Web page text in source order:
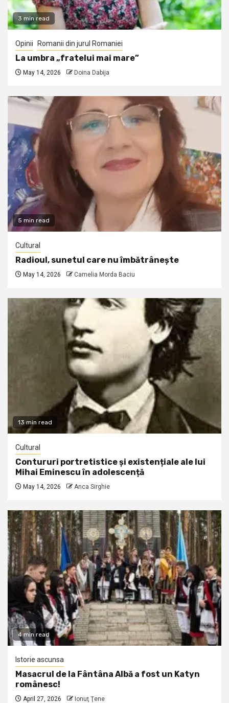
3 min read
Opinii Romanii din jurul Romaniei
La umbra „fratelui mai mare”
May 14, 2026 Doina Dabija
5 min read
Cultural
Radioul, sunetul care nu îmbătrânește
May 14, 2026 Camelia Morda Baciu
13 min read
Cultural
Contururi portretistice și existențiale ale lui
Mihai Eminescu în adolescență
May 14, 2026 Anca Sirghie
4 min read
Istorie ascunsa
Masacrul de la Fântâna Albă a fost un Katyn
românesc!
April 27, 2026 Ionuţ Ţene